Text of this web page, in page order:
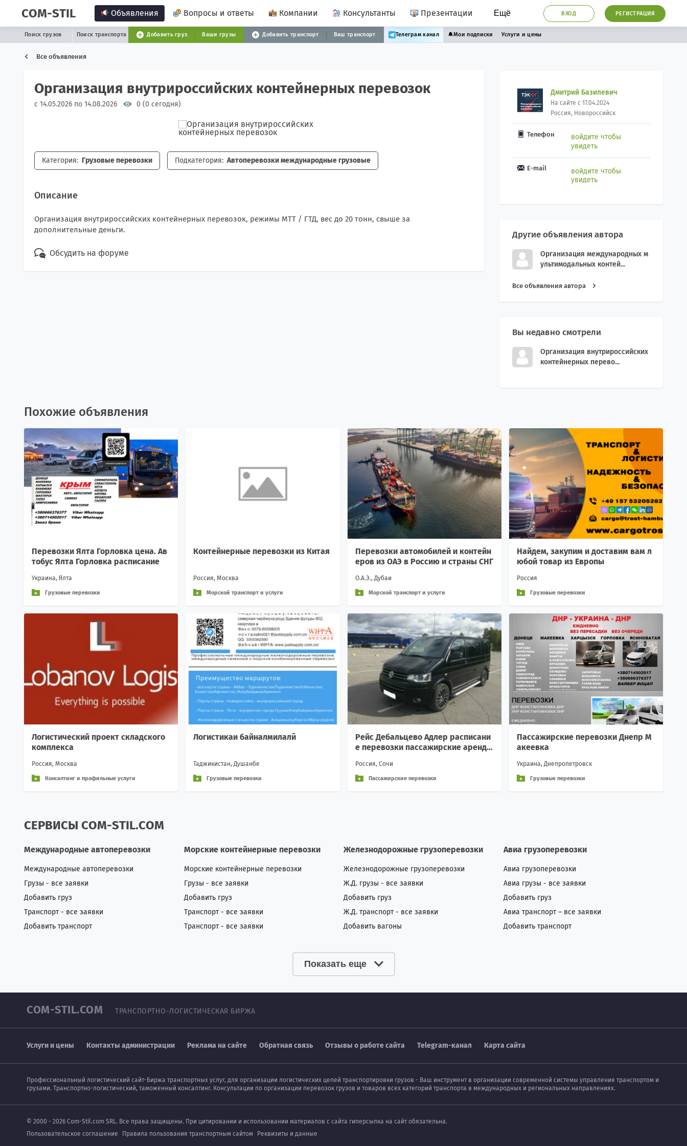
COM-STIL Объявления Вопросы и ответы Компании Консультанты Презентации Ещё ВХОД РЕГИСТРАЦИЯ
Поиск грузов Поиск транспорта Добавить груз Ваши грузы Добавить транспорт Ваш транспорт Телеграм канал 🔔Мои подписки Услуги и цены
Все объявления
Организация внутрироссийских контейнерных перевозок
с 14.05.2026 по 14.08.2026 0 (0 сегодня)
Категория: Грузовые перевозки Подкатегория: Автоперевозки международные грузовые
Описание
Организация внутрироссийских контейнерных перевозок, режимы МТТ / ГТД, вес до 20 тонн, свыше за
дополнительные деньги.
Обсудить на форуме
Дмитрий Базилевич
На сайте с 17.04.2024
Россия, Новороссийск
Телефон
войдите чтобы
увидеть
E-mail
войдите чтобы
увидеть
Другие объявления автора
Организация международных м
ультимодальных контей...
Все объявления автора
Вы недавно смотрели
Организация внутрироссийских
контейнерных перево...
Похожие объявления
Перевозки Ялта Горловка цена. Ав
тобус Ялта Горловка расписание
Украина, Ялта
Грузовые перевозки
Контейнерные перевозки из Китая
Россия, Москва
Морской транспорт и услуги
Перевозки автомобилей и контейн
еров из ОАЭ в Россию и страны СНГ
О.А.Э., Дубаи
Морской транспорт и услуги
Найдем, закупим и доставим вам л
юбой товар из Европы
Россия
Грузовые перевозки
Логистический проект складского
комплекса
Россия, Москва
Консалтинг и профильные услуги
Логистикаи байналмилалӣ
Таджикистан, Душанбе
Грузовые перевозки
Рейс Дебальцево Адлер расписани
е перевозки пассажирские аренда
Россия, Сочи
Пассажирские перевозки
Пассажирские перевозки Днепр М
акеевка
Украина, Днепропетровск
Грузовые перевозки
СЕРВИСЫ COM-STIL.COM
Международные автоперевозки
Международные автоперевозки
Грузы - все заявки
Добавить груз
Транспорт - все заявки
Добавить транспорт
Морские контейнерные перевозки
Морские контейнерные перевозки
Грузы - все заявки
Добавить груз
Транспорт - все заявки
Транспорт - все заявки
Железнодорожные грузоперевозки
Железнодорожные грузоперевозки
Ж.Д. грузы - все заявки
Добавить груз
Ж.Д. транспорт - все заявки
Добавить вагоны
Авиа грузоперевозки
Авиа грузоперевозки
Авиа грузы - все заявки
Добавить груз
Авиа транспорт – все заявки
Добавить транспорт
Показать еще
COM-STIL.COM ТРАНСПОРТНО-ЛОГИСТИЧЕСКАЯ БИРЖА
Услуги и цены Контакты администрации Реклама на сайте Обратная связь Отзывы о работе сайта Telegram-канал Карта сайта
Профессиональный логистический сайт-Биржа транспортных услуг, для организации логистических цепей транспортировки грузов - Ваш инструмент в организации современной системы управления транспортом и
грузами. Транспортно-логистический, таможенный консалтинг. Консультации по организации перевозок грузов и товаров всех категорий транспорта в международных и региональных направлениях.
© 2000 - 2026 Com-Stil.com SRL. Все права защищены. При цитировании и использовании материалов с сайта гиперсылка на сайт обязательна.
Пользовательское соглашение
Правила пользования транспортным сайтом Реквизиты и данные